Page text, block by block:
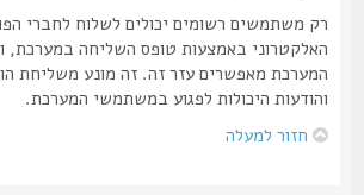
רק משתמשים רשומים יכולים לשלוח לחברי הפורום
האלקטרוני באמצעות טופס השליחה במערכת, וזאת
המערכת מאפשרים עזר זה. זה מונע משליחת
והודעות היכולות לפגוע במשתמשי המערכת.
חזור למעלה